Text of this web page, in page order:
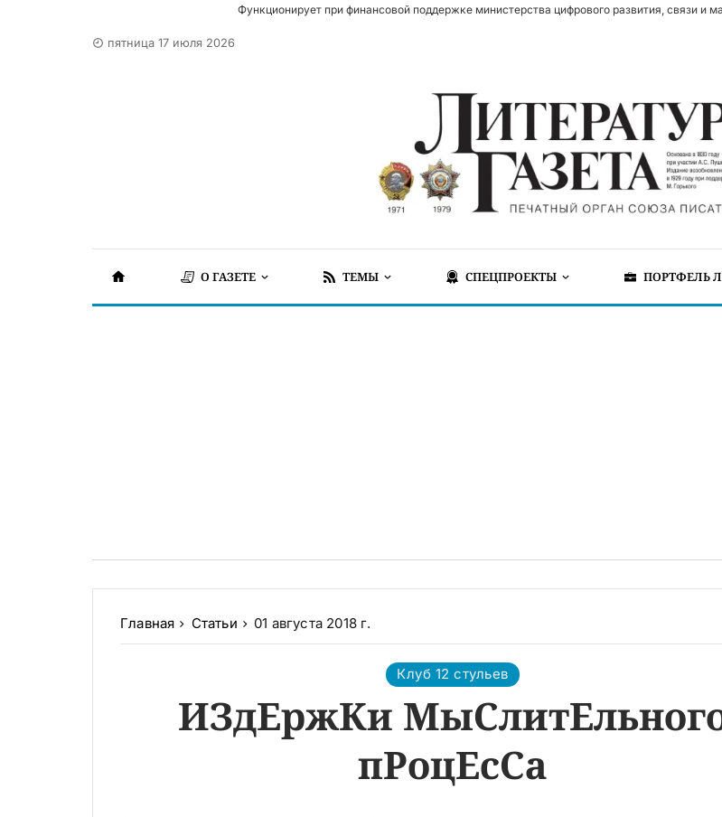
Функционирует при финансовой поддержке министерства цифрового развития, связи и
пятница 17 июля 2026
О ГАЗЕТЕ ТЕМЫ СПЕЦПРОЕКТЫ ПОРТФЕЛЬ
Главная Статьи 01 августа 2018 г.
Клуб 12 стульев
ИЗдЕржКи
пРоцЕсСа